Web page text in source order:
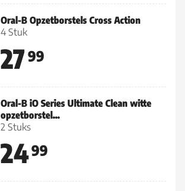
Oral-B Opzetborstels Cross Action
4 Stuk
2799
Oral-B iO Series Ultimate Clean witte
opzetborstel...
2 Stuks
2499